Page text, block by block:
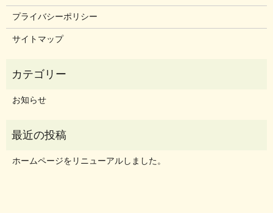
プライバシーポリシー
サイトマップ
お知らせ
ホームページをリニューアルしました。